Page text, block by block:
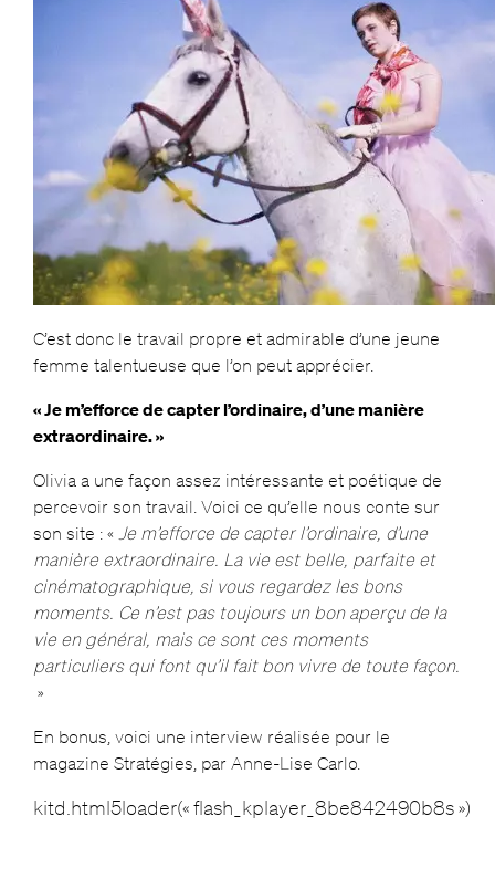
C’est donc le travail propre et admirable d’une jeune
femme talentueuse que l’on peut apprécier.
« Je m’efforce de capter l’ordinaire, d’une manière
extraordinaire. »
Olivia a une façon assez intéressante et poétique de
percevoir son travail. Voici ce qu’elle nous conte sur
son site : « Je m’efforce de capter l’ordinaire, d’une
manière extraordinaire. La vie est belle, parfaite et
cinématographique, si vous regardez les bons
moments. Ce n’est pas toujours un bon aperçu de la
vie en général, mais ce sont ces moments
particuliers qui font qu’il fait bon vivre de toute façon.
»
En bonus, voici une interview réalisée pour le
magazine Stratégies, par Anne-Lise Carlo.
kitd.html5loader(« flash_kplayer_8be842490b8s »)